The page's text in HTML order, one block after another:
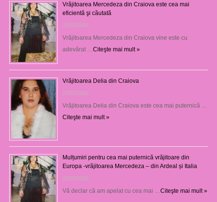
Vrăjitoarea Mercedeza din Craiova este cea mai
eficientă şi căutată
27/07/2026
Vrăjitoarea Mercedeza din Craiova vine este cu
adevărat … Citeşte mai mult »
Vrăjitoarea Delia din Craiova
27/07/2026
Vrăjitoarea Delia din Craiova este cea mai puternică …
Citeşte mai mult »
Mulțumiri pentru cea mai puternică vrăjitoare din
Europa -vrăjitoarea Mercedeza – din Ardeal și Italia
23/07/2026
Vă declar că am apelat cu cea mai … Citeşte mai mult »